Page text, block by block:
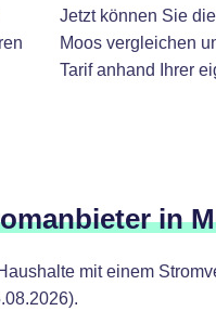
Jetzt können Sie
Moos vergleichen
Tarif anhand Ihrer
in
mit einem